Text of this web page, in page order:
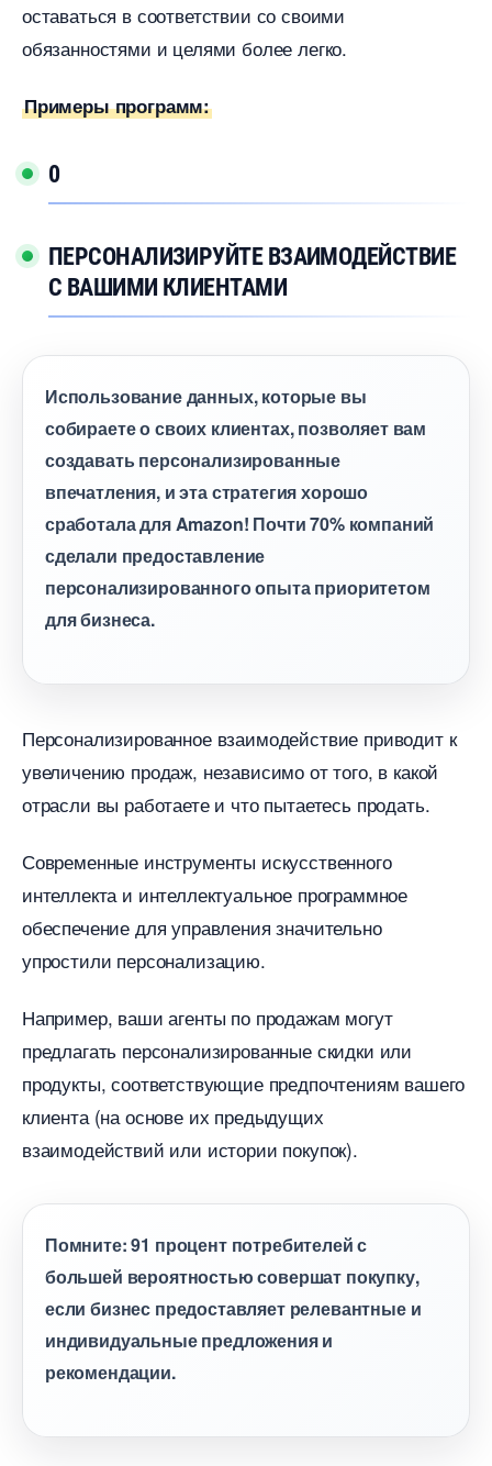
оставаться в соответствии со своими
обязанностями и целями более легко.
Примеры программ:
0
ПЕРСОНАЛИЗИРУЙТЕ ВЗАИМОДЕЙСТВИЕ
С ВАШИМИ КЛИЕНТАМИ
Использование данных, которые вы
собираете о своих клиентах, позволяет вам
создавать персонализированные
печатления, и эта стратегия хорошо
сработала для Amazon! Почти 70% компаний
сделали предоставление
персонализированного опыта приоритетом
для бизнеса.
Персонализированное взаимодействие приводит к
увеличению продаж, независимо от того, в какой
отрасли вы работаете и что пытаетесь продать.
Современные инструменты искусственного
интеллекта и интеллектуальное программное
обеспечение для управления значительно
упростили персонализацию.
Например, ваши агенты по продажам могут
предлагать персонализированные скидки или
продукты, соответствующие предпочтениям вашего
клиента (на основе их предыдущих
заимодействий или истории покупок).
Помните: 91 процент потребителей с
ольшей вероятностью совершат покупку,
если бизнес предоставляет релевантные и
индивидуальные предложения и
рекомендации.